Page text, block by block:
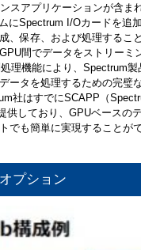
スアプリケーションが含ま
にSpectrum I/Oカードを追
、保存、および処理するこ
間でデータをストリーミ
理機能により、Spectrum製
ータを処理するための完璧
社はすでにSCAPP（
供しており、GPUベースの
でも簡単に実現することがで
プション